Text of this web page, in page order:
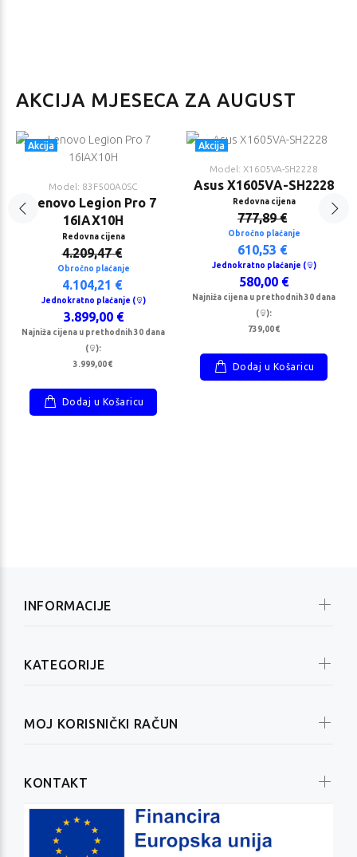
AKCIJA MJESECA ZA AUGUST
Akcija
Model: 83F500A0SC
Lenovo Legion Pro 7
16IAX10H
Redovna cijena
4.209,47 €
Obročno plaćanje
4.104,21 €
Jednokratno plaćanje ( )
3.899,00 €
Najniža cijena u prethodnih 30 dana
(
):
3.999,00 €
Dodaj u Košaricu
Akcija
Model: X1605VA-SH2228
Asus X1605VA-SH2228
Redovna cijena
777,89 €
Obročno plaćanje
610,53 €
Jednokratno plaćanje ( )
580,00 €
Najniža cijena u prethodnih 30 dana
(
):
739,00 €
Dodaj u Košaricu
INFORMACIJE
KATEGORIJE
MOJ KORISNIČKI RAČUN
KONTAKT